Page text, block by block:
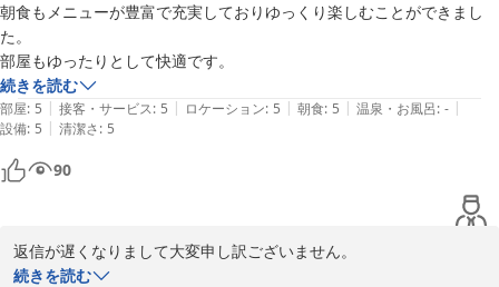
朝食もメニューが豊富で充実しておりゆっくり楽しむことができまし
た。
部屋もゆったりとして快適です。
続きを読む
部屋: 5 | 接客・サービス: 5 | ロケーション: 5 | 朝食: 5 | 温泉・お風呂: - |
設備: 5 | 清潔さ: 5
90
返信が遅くなりまして大変申し訳ございません。
この度は当ホテルルートイン恵那をご利用いただき、また、お褒め
続きを読む